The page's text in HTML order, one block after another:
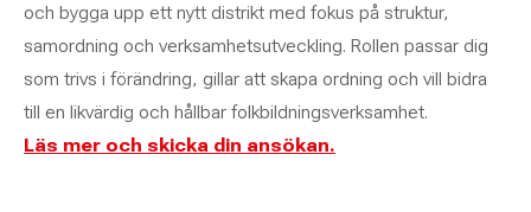
och bygga upp ett nytt distrikt med fokus på struktur,
samordning och verksamhetsutveckling. Rollen passar dig
som trivs i förändring, gillar att skapa ordning och vill bidra
till en likvärdig och hållbar folkbildningsverksamhet.
Läs mer och skicka din ansökan.